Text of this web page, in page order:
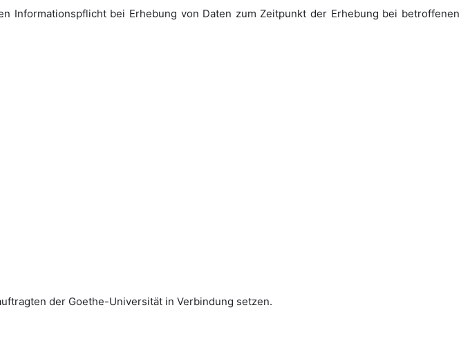
Informationspflicht bei Erhebung von Daten zum Zeitpunkt der Erhebung bei betroffenen
der Goethe-Universität in Verbindung setzen.